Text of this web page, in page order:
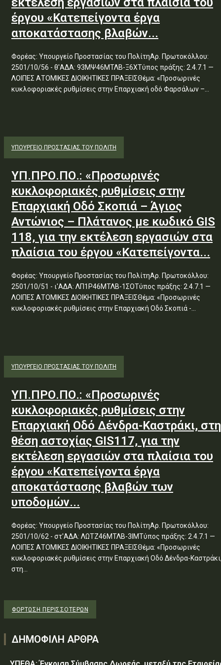
έργου «Κατεπείγοντα έργα
αποκατάστασης βλαβών...
Φορέας: Υπουργείο Προστασίας του ΠολίτηΑρ. Πρωτοκόλλου:
2501/10/56 - θ'ΑΔΑ: 93ΜΨ46ΜΤΛΒ-Ξ6ΧΤύπος πράξης: 2.4.7.1 —
ΛΟΙΠΕΣ ΑΤΟΜΙΚΕΣ ΔΙΟΙΚΗΤΙΚΕΣ ΠΡΑΞΕΙΣΘέμα: «Προσωρινές
κυκλοφοριακές ρυθμίσεις στην Επαρχιακή οδό Φαρσάλων –...
ΥΠΟΥΡΓΕΊΟ ΠΡΟΣΤΑΣΊΑΣ ΤΟΥ ΠΟΛΊΤΗ
ΥΠ.ΠΡΟ.ΠΟ.: «Προσωρινές
κυκλοφοριακές ρυθμίσεις στην
Επαρχιακή Οδό Σκοπιά – Άγιος
Αντώνιος – Πλάτανος με κωδικό GIS
118, για την εκτέλεση εργασιών στα
πλαίσια του έργου «Κατεπείγοντα...
Φορέας: Υπουργείο Προστασίας του ΠολίτηΑρ. Πρωτοκόλλου:
2501/10/51 - ι'ΑΔΑ: ΛΠ1Ρ46ΜΤΛΒ-1ΣΟΤύπος πράξης: 2.4.7.1 —
ΛΟΙΠΕΣ ΑΤΟΜΙΚΕΣ ΔΙΟΙΚΗΤΙΚΕΣ ΠΡΑΞΕΙΣΘέμα: «Προσωρινές
κυκλοφοριακές ρυθμίσεις στην Επαρχιακή Οδό Σκοπιά -...
ΥΠΟΥΡΓΕΊΟ ΠΡΟΣΤΑΣΊΑΣ ΤΟΥ ΠΟΛΊΤΗ
ΥΠ.ΠΡΟ.ΠΟ.: «Προσωρινές
κυκλοφοριακές ρυθμίσεις στην
Επαρχιακή Οδό Δένδρα-Καστράκι, στη
θέση αστοχίας GIS117, για την
εκτέλεση εργασιών στα πλαίσια του
έργου «Κατεπείγοντα έργα
αποκατάστασης βλαβών των
υποδομών...
Φορέας: Υπουργείο Προστασίας του ΠολίτηΑρ. Πρωτοκόλλου:
2501/10/62 - στ'ΑΔΑ: ΛΩΤΖ46ΜΤΛΒ-3ΙΜΤύπος πράξης: 2.4.7.1 —
ΛΟΙΠΕΣ ΑΤΟΜΙΚΕΣ ΔΙΟΙΚΗΤΙΚΕΣ ΠΡΑΞΕΙΣΘέμα: «Προσωρινές
κυκλοφοριακές ρυθμίσεις στην Επαρχιακή Οδό Δένδρα-
στη...
ΦΌΡΤΩΣΗ ΠΕΡΙΣΣΟΤΈΡΩΝ
ΔΗΜΟΦΙΛΗ ΑΡΘΡΑ